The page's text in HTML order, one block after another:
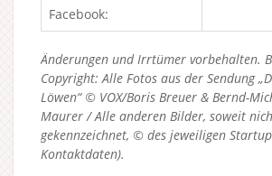
Facebook:
Änderungen und Irrtümer vorbehalten.
Copyright: Alle Fotos aus der Sendung
Löwen“ © VOX/Boris Breuer & Bernd-
Maurer / Alle anderen Bilder, soweit
gekennzeichnet, © des jeweiligen
Kontaktdaten).